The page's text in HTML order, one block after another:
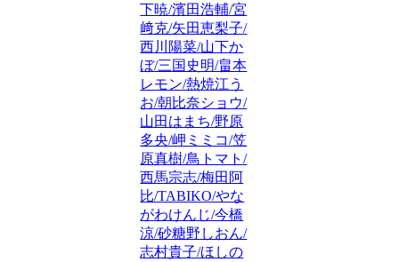
下暁/濱田浩輔/宮
﨑克/矢田恵梨子/
西川陽菜/山下か
ぼ/三国史明/畠本
レモン/熱焼江う
お/朝比奈ショウ/
山田はまち/野原
多央/岬ミミコ/笠
原真樹/鳥トマト/
西馬宗志/梅田阿
比/TABIKO/やな
がわけんじ/今橋
涼/砂糖野しおん/
志村貴子/ほしの